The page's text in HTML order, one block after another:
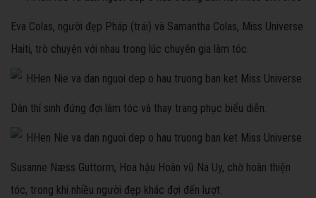
Eva Colas, người đẹp Pháp (trái) và Samantha Colas, Miss Universe
Haiti, trò chuyện với nhau trong lúc chuyên gia làm tóc.
Dàn thí sinh đứng đợi làm tóc và thay trang phục biểu diễn.
Susanne Næss Guttorm, Hoa hậu Hoàn vũ Na Uy, chờ hoàn thiện
tóc, trong khi nhiều người đẹp khác đợi đến lượt.